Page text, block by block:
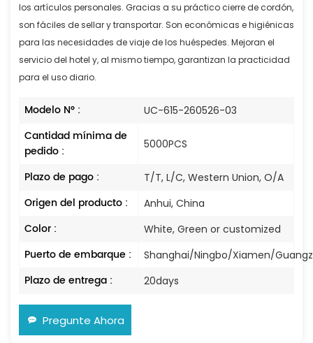
los artículos personales. Gracias a su práctico cierre de cordón,
son fáciles de sellar y transportar. Son económicas e higiénicas
para las necesidades de viaje de los huéspedes. Mejoran el
servicio del hotel y, al mismo tiempo, garantizan la practicidad
para el uso diario.
Modelo N° : UC-615-260526-03
Cantidad mínima de
pedido :
5000PCS
Plazo de pago : T/T, L/C, Western Union, O/A
Origen del producto : Anhui, China
Color : White, Green or customized
Puerto de embarque : Shanghai/Ningbo/Xiamen/
Plazo de entrega : 20days
Pregunte Ahora